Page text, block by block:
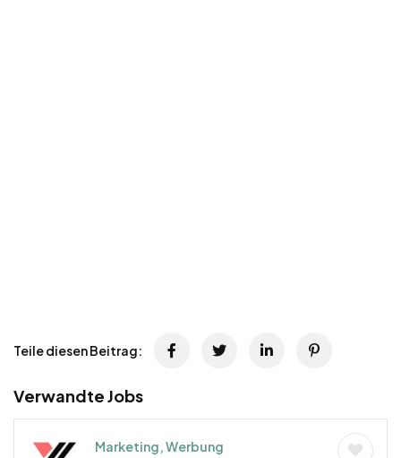
Teile diesen Beitrag:
Verwandte Jobs
Marketing, Werbung